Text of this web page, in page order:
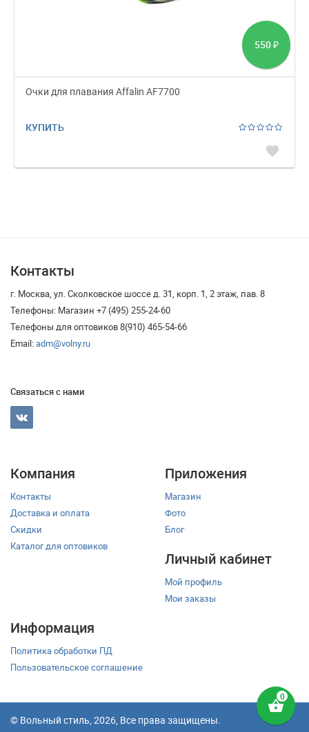
shopping_basket
550 ₽
Очки для плавания Affalin AF7700
КУПИТЬ
favorite
Контакты
г. Москва, ул. Сколковское шоссе д. 31, корп. 1, 2 этаж, пав. 8
Телефоны: Магазин +7 (495) 255-24-60
Телефоны для оптовиков 8(910) 465-54-66
Email:adm@volny.ru
Связаться с нами
Компания
Контакты
Доставка и оплата
Скидки
Каталог для оптовиков
Приложения
Магазин
Фото
Блог
Личный кабинет
Мой профиль
Мои заказы
Информация
Политика обработки ПД
Пользовательское соглашение
© Вольный стиль, 2026, Все права защищены.